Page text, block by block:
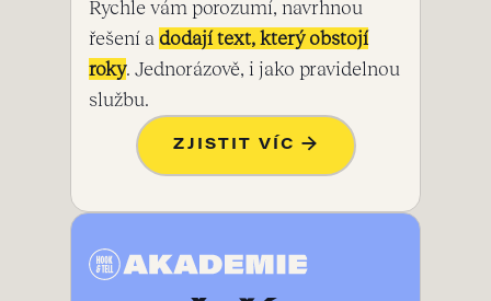
Rychle vám porozumí, navrhnou
řešení a dodají text, který obstojí
roky. Jednorázově, i jako pravidelnou
službu.
ZJISTIT VÍC →